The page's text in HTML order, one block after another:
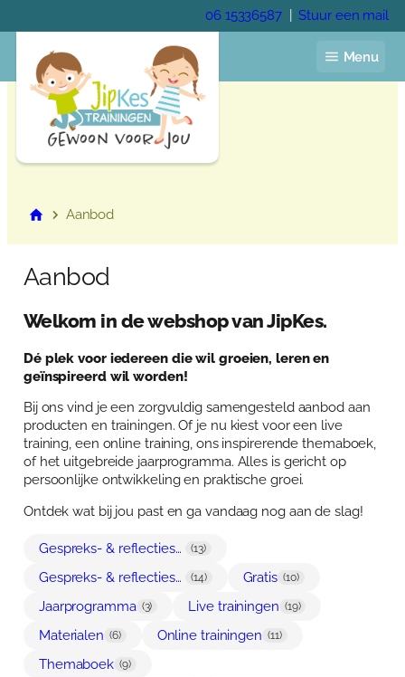
naar
inhoud
06 15336587|Stuur een mail
Menu
Jaarprogramma
Trainingen
Veelgestelde vragen
Over Anja Lutz
Over Anja Lutz
Blog en Downloads
Aanbod
Themaboeken
Winkelwagen
Mijn account
Contact
Contact
Agenda
Aanbod
Aanbod
Welkom in de webshop van JipKes.
Dé plek voor iedereen die wil groeien, leren en
geïnspireerd wil worden!
Bij ons vind je een zorgvuldig samengesteld aanbod aan
producten en trainingen. Of je nu kiest voor een live
training, een online training, ons inspirerende themaboek,
of het uitgebreide jaarprogramma. Alles is gericht op
persoonlijke ontwikkeling en praktische groei.
Ontdek wat bij jou past en ga vandaag nog aan de slag!
Gespreks- & reflectiesets ouders (13)
Gespreks- & reflectiesets professionals (14) Gratis (10)
Jaarprogramma (3) Live trainingen (19)
Materialen (6) Online trainingen (11)
Themaboek (9)